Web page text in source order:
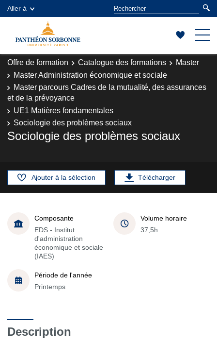
Aller à
Offre de formation Catalogue des formations
Master
Master Administration économique et sociale
Master parcours Cadres de la mutualité, des assurances
et de la prévoyance
UE1 Matières fondamentales
Sociologie des problèmes sociaux
Sociologie des problèmes sociaux
Ajouter à la sélection Télécharger
Composante
EDS - Institut
d'administration
économique et sociale
(IAES)
Volume horaire
37,5h
Période de l'année
Printemps
Description